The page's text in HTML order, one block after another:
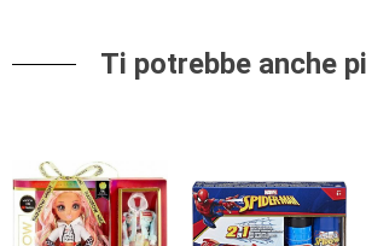
Ti potrebbe anche